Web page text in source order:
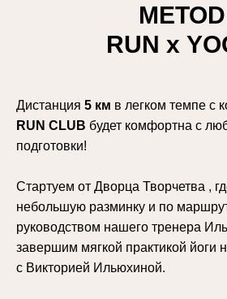
METOD
RUN х
Дистанция 5 км в легком темпе с
RUN CLUB будет комфортна с
подготовки!
Стартуем от Дворца Творчетва ,
небольшую разминку и по
руководством нашего тренера
завершим мягкой практикой йоги
с Викторией Ильюхиной.